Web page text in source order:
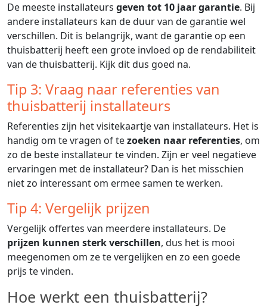
De meeste installateurs geven tot 10 jaar garantie. Bij
andere installateurs kan de duur van de garantie wel
verschillen. Dit is belangrijk, want de garantie op een
thuisbatterij heeft een grote invloed op de rendabiliteit
van de thuisbatterij. Kijk dit dus goed na.
Tip 3: Vraag naar referenties van
thuisbatterij installateurs
Referenties zijn het visitekaartje van installateurs. Het is
handig om te vragen of tezoeken naar referenties, om
zo de beste installateur te vinden. Zijn er veel negatieve
ervaringen met de installateur? Dan is het misschien
niet zo interessant om ermee samen te werken.
Tip 4: Vergelijk prijzen
Vergelijk offertes van meerdere installateurs. De
prijzen kunnen sterk verschillen, dus het is mooi
meegenomen om ze te vergelijken en zo een goede
prijs te vinden.
Hoe werkt een thuisbatterij?